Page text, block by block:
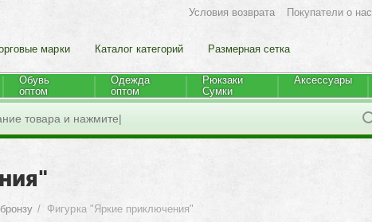
Условия возврата Покупатели о нас
марки Каталог категорий Размерная сетка
Обувь
оптом
Одежда
оптом
Рюкзаки
Cумки
Аксессуары
/ Фигурка "Яркие приключения"